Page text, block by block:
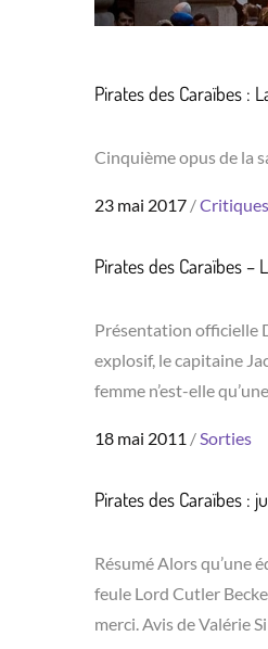
Pirates des Caraïbes :
Cinquième opus de la
Posted
23 mai 2017 Critiques
Pirates des Caraïbes –
Présentation officielle
explosif, le capitaine
femme n’est-elle
Posted
18 mai 2011 Sorties
Pirates des Caraïbes :
Résumé Alors qu’une
feule Lord Cutler
merci. Avis de Valérie